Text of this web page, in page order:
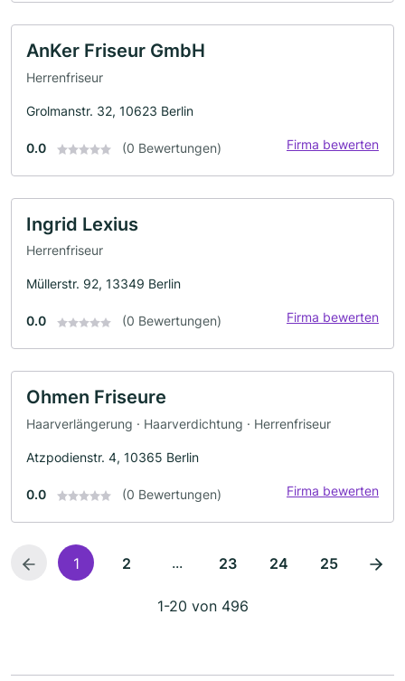
AnKer Friseur GmbH
Herrenfriseur
Grolmanstr. 32, 10623 Berlin
0.0 (0 Bewertungen) Firma bewerten
Ingrid Lexius
Herrenfriseur
Müllerstr. 92, 13349 Berlin
0.0 (0 Bewertungen) Firma bewerten
Ohmen Friseure
Haarverlängerung · Haarverdichtung · Herrenfriseur
Atzpodienstr. 4, 10365 Berlin
0.0 (0 Bewertungen) Firma bewerten
1 2 ... 23 24 25
1-20 von 496